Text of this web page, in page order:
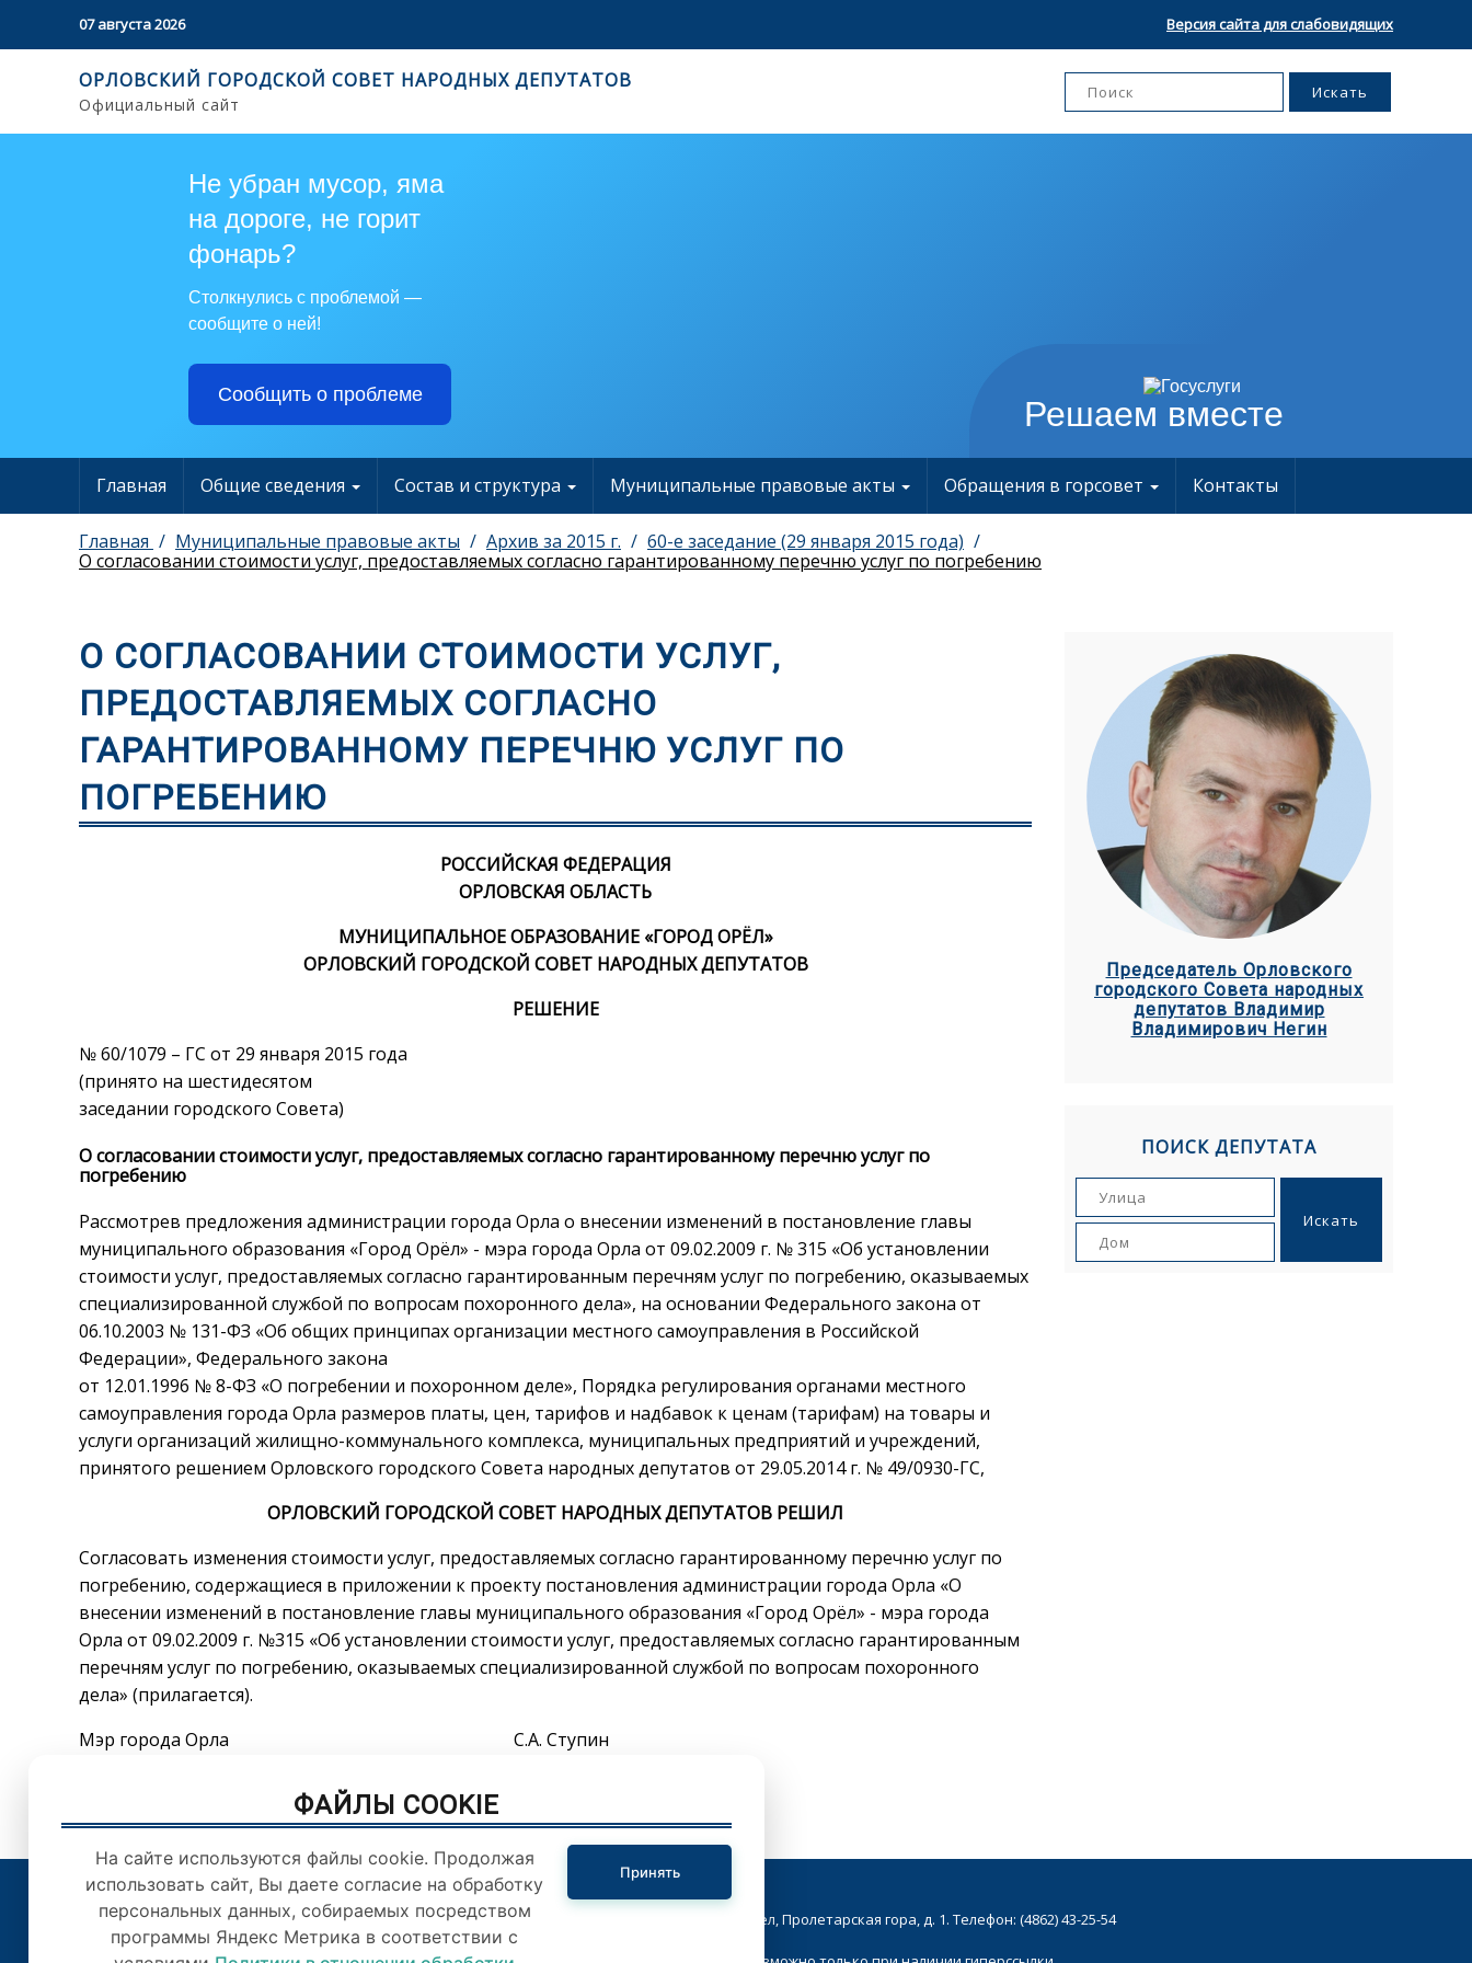
07 августа 2026 Версия сайта для слабовидящих
ОРЛОВСКИЙ ГОРОДСКОЙ СОВЕТ НАРОДНЫХ ДЕПУТАТОВ
Официальный сайт
Решаем вместе
Не убран мусор, яма
на дороге, не горит
фонарь?
Столкнулись с проблемой —
сообщите о ней!
Сообщить о проблеме
Главная Общие сведения Состав и структура Муниципальные правовые акты Обращения в горсовет Контакты
Главная Муниципальные правовые акты Архив за 2015 г.
60-е заседание (29 января 2015 года)
О согласовании стоимости услуг, предоставляемых согласно гарантированному перечню услуг по погребению
О СОГЛАСОВАНИИ СТОИМОСТИ УСЛУГ,
ПРЕДОСТАВЛЯЕМЫХ СОГЛАСНО
ГАРАНТИРОВАННОМУ ПЕРЕЧНЮ УСЛУГ ПО
ПОГРЕБЕНИЮ
РОССИЙСКАЯ ФЕДЕРАЦИЯ
ОРЛОВСКАЯ ОБЛАСТЬ
МУНИЦИПАЛЬНОЕ ОБРАЗОВАНИЕ «ГОРОД ОРЁЛ»
ОРЛОВСКИЙ ГОРОДСКОЙ СОВЕТ НАРОДНЫХ ДЕПУТАТОВ
РЕШЕНИЕ
№ 60/1079 – ГС от 29 января 2015 года
(принято на шестидесятом
заседании городского Совета)
О согласовании стоимости услуг, предоставляемых согласно гарантированному перечню услуг по
погребению
Рассмотрев предложения администрации города Орла о внесении изменений в постановление главы
муниципального образования «Город Орёл» - мэра города Орла от 09.02.2009 г. № 315 «Об установлении
стоимости услуг, предоставляемых согласно гарантированным перечням услуг по погребению, оказываемых
специализированной службой по вопросам похоронного дела», на основании Федерального закона от
06.10.2003 № 131-ФЗ «Об общих принципах организации местного самоуправления в Российской
Федерации», Федерального закона
от 12.01.1996 № 8-ФЗ «О погребении и похоронном деле», Порядка регулирования органами местного
самоуправления города Орла размеров платы, цен, тарифов и надбавок к ценам (тарифам) на товары и
услуги организаций жилищно-коммунального комплекса, муниципальных предприятий и учреждений,
принятого решением Орловского городского Совета народных депутатов от 29.05.2014 г. № 49/0930-ГС,
ОРЛОВСКИЙ ГОРОДСКОЙ СОВЕТ НАРОДНЫХ ДЕПУТАТОВ РЕШИЛ
Согласовать изменения стоимости услуг, предоставляемых согласно гарантированному перечню услуг по
погребению, содержащиеся в приложении к проекту постановления администрации города Орла «О
внесении изменений в постановление главы муниципального образования «Город Орёл» - мэра города
Орла от 09.02.2009 г. №315 «Об установлении стоимости услуг, предоставляемых согласно гарантированным
перечням услуг по погребению, оказываемых специализированной службой по вопросам похоронного
дела» (прилагается).
Мэр города Орла С.А. Ступин
Председатель Орловского
городского Совета народных
депутатов Владимир
Владимирович Негин
ПОИСК ДЕПУТАТА
© Орловский городской Совет народных депутатов. г.Орел, Пролетарская гора, д. 1. Телефон: (4862) 43-25-54
ФАЙЛЫ COOKIE
На сайте используются файлы cookie. Продолжая
использовать сайт, Вы даете согласие на обработку
персональных данных, собираемых посредством
программы Яндекс Метрика в соответствии с
Принять